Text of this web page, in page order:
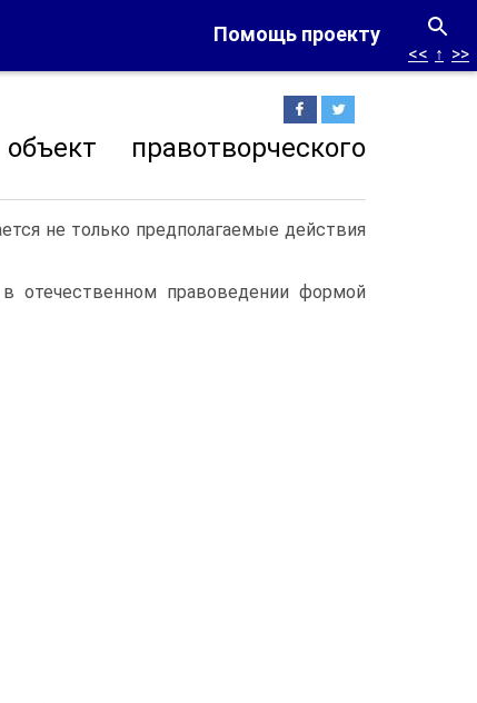
Помощь проекту
<< ↑ >>
правотворческого
не только предполагаемые действия
отечественном правоведении формой